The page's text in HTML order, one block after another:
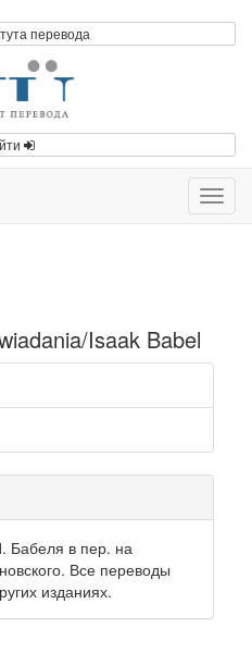
перевода
Isaak Babel
Бабеля в пер. на
Все переводы
изданиях.